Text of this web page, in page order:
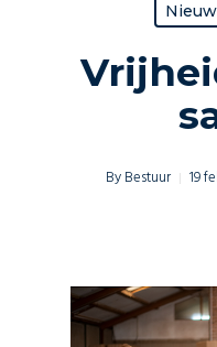
By Bestuur 19